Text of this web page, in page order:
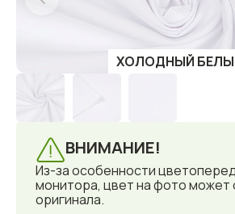
ХОЛОДНЫЙ БЕЛЫЙ
ВНИМАНИЕ!
Из-за особенности
монитора, цвет на фото может
оригинала.